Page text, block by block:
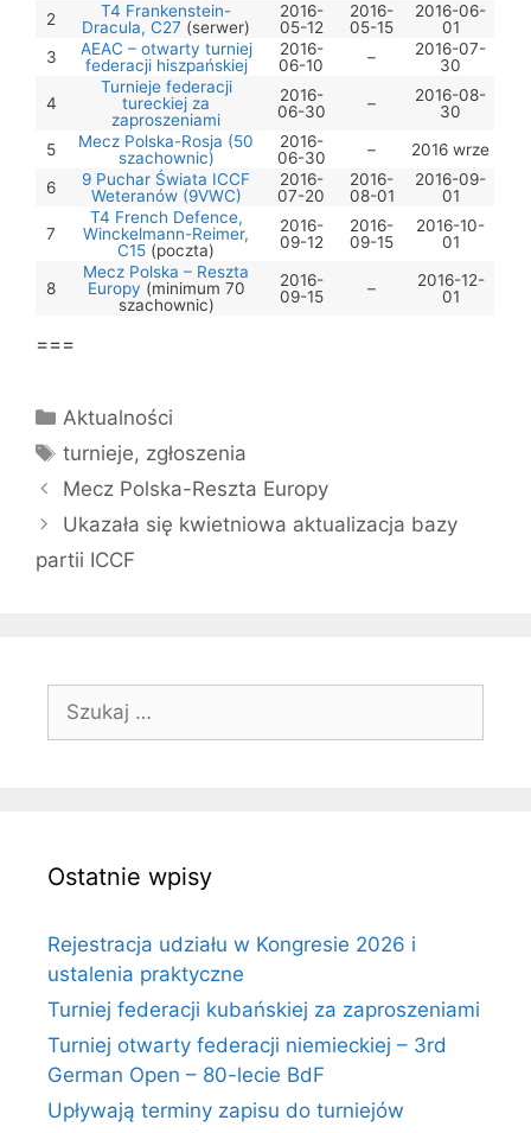
2
T4 Frankenstein-
Dracula, C27 (serwer)
2016-
05-12
2016-
05-15
2016-06-
01
3
AEAC – otwarty turniej
federacji hiszpańskiej
2016-
06-10
–
2016-07-
30
4
Turnieje federacji
tureckiej za
zaproszeniami
2016-
06-30
–
2016-08-
30
5
Mecz Polska-Rosja (50
szachownic)
2016-
06-30
–
2016 wrze
6
9 Puchar Świata ICCF
Weteranów (9VWC)
2016-
07-20
2016-
08-01
2016-09-
01
7
T4 French Defence,
Winckelmann-Reimer,
C15 (poczta)
2016-
09-12
2016-
09-15
2016-10-
01
8
Mecz Polska – Reszta
Europy (minimum 70
szachownic)
2016-
09-15
–
2016-12-
01
===
Kategorie
Aktualności
Tagi
turnieje, zgłoszenia
Mecz Polska-Reszta Europy
Ukazała się kwietniowa aktualizacja bazy
partii ICCF
Szukaj:
Ostatnie wpisy
Rejestracja udziału w Kongresie 2026 i
ustalenia praktyczne
Turniej federacji kubańskiej za zaproszeniami
Turniej otwarty federacji niemieckiej – 3rd
German Open – 80-lecie BdF
Upływają terminy zapisu do turniejów